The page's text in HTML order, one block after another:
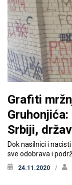
Grafiti
Srbiji,
Dok nasilnici i
sve odobrava i
24.11.2020